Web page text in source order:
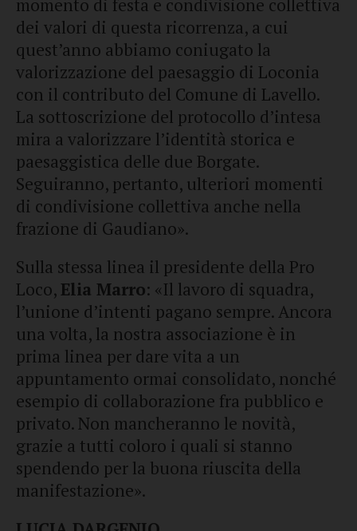
momento di festa e condivisione collettiva
dei valori di questa ricorrenza, a cui
quest’anno abbiamo coniugato la
valorizzazione del paesaggio di Loconia
con il contributo del Comune di Lavello.
La sottoscrizione del protocollo d’intesa
mira a valorizzare l’identità storica e
paesaggistica delle due Borgate.
Seguiranno, pertanto, ulteriori momenti
di condivisione collettiva anche nella
frazione di Gaudiano».
Sulla stessa linea il presidente della Pro
Loco, Elia Marro: «Il lavoro di squadra,
l’unione d’intenti pagano sempre. Ancora
una volta, la nostra associazione è in
prima linea per dare vita a un
appuntamento ormai consolidato, nonché
esempio di collaborazione fra pubblico e
privato. Non mancheranno le novità,
grazie a tutti coloro i quali si stanno
spendendo per la buona riuscita della
manifestazione».